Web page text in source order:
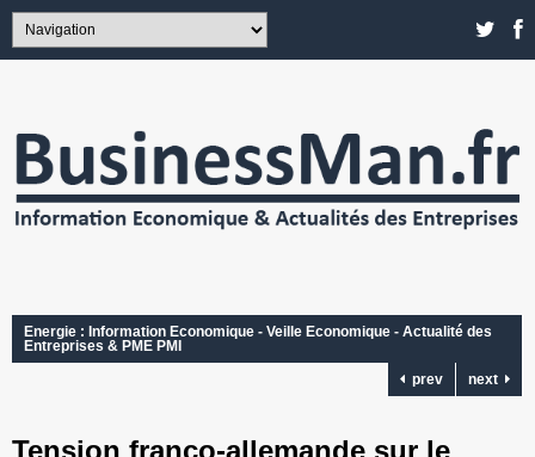
Energie : Information Economique - Veille Economique - Actualité des
Entreprises & PME PMI
prev
next